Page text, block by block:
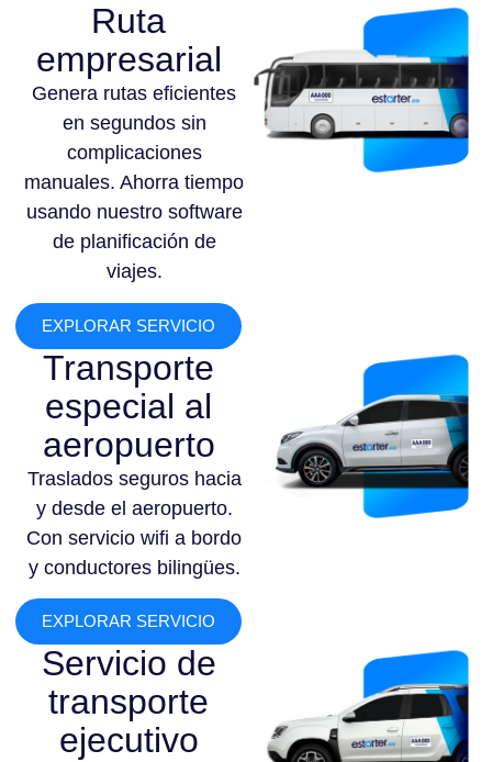
Ruta
empresarial
Genera rutas eficientes
en segundos sin
complicaciones
manuales. Ahorra tiempo
usando nuestro software
de planificación de
viajes.
EXPLORAR SERVICIO
Transporte
especial al
aeropuerto
Traslados seguros hacia
y desde el aeropuerto.
Con servicio wifi a bordo
y conductores bilingües.
EXPLORAR SERVICIO
Servicio de
transporte
ejecutivo